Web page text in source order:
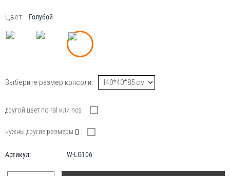
Цвет: Голубой
Выберите размер консоли:
другой цвет по ral или ncs :
нужны другие размеры :
Артикул: W-LG106